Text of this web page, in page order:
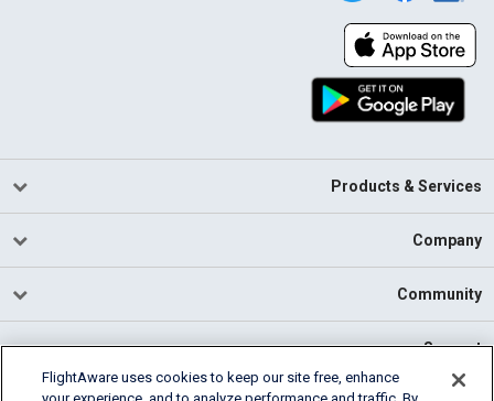
Products & Services
Company
Community
Support
FlightAware uses cookies to keep our site free, enhance